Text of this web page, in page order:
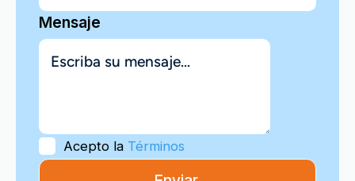
Mensaje
Acepto la Términos